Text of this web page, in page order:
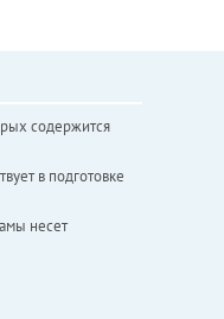
содержится
в подготовке
несет